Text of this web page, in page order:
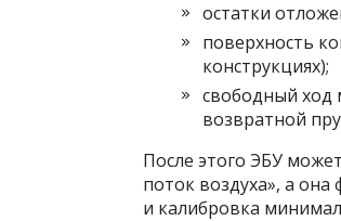
остатки
поверхность
конструкциях);
свободный ход
возвратной
После этого ЭБУ
поток воздуха», а
и калибровка